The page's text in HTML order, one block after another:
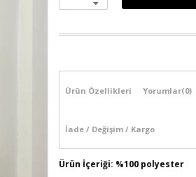
Ürün Özellikleri Yorumlar(0)
İade / Değişim / Kargo
Ürün İçeriği: %100 polyester